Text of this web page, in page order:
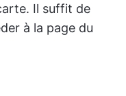
Il suffit de
à la page du